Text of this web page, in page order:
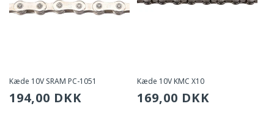
Kæde 10V SRAM PC-1051
Sædvanlig
194,00 DKK
Kæde 10V KMC X10
Sædvanlig
169,00 DKK